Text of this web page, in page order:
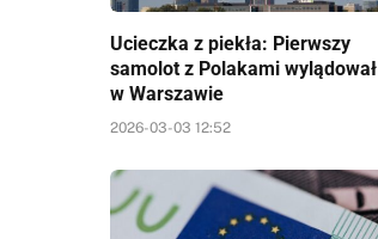
Ucieczka z piekła: Pierwszy
samolot z Polakami wylądował
w Warszawie
2026-03-03 12:52